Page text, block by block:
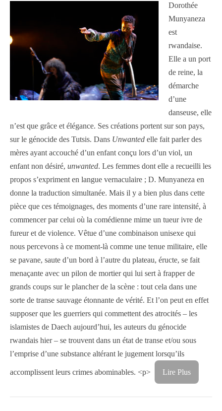
Dorothée
Munyaneza
est
rwandaise.
Elle a un port
de reine, la
démarche
d’une
danseuse, elle
n’est que grâce et élégance. Ses créations portent sur son pays,
sur le génocide des Tutsis. Dans Unwanted elle fait parler des
mères ayant accouché d’un enfant conçu lors d’un viol, un
enfant non désiré, unwanted. Les femmes dont elle a recueilli les
propos s’expriment en langue vernaculaire ; D. Munyaneza en
donne la traduction simultanée. Mais il y a bien plus dans cette
pièce que ces témoignages, des moments d’une rare intensité, à
commencer par celui où la comédienne mime un tueur ivre de
fureur et de violence. Vêtue d’une combinaison unisexe qui
nous percevons à ce moment-là comme une tenue militaire, elle
se pavane, saute d’un bord à l’autre du plateau, éructe, se fait
menaçante avec un pilon de mortier qui lui sert à frapper de
grands coups sur le plancher de la scène : tout cela dans une
sorte de transe sauvage étonnante de vérité. Et l’on peut en effet
supposer que les guerriers qui commettent des atrocités – les
islamistes de Daech aujourd’hui, les auteurs du génocide
rwandais hier – se trouvent dans un état de transe et/ou sous
l’emprise d’une substance altérant le jugement lorsqu’ils
accomplissent leurs crimes abominables. <p> Lire Plus